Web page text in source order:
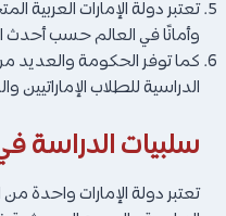
تعتبر دولة الإمارات العربية
وأمانًا في العالم حسب أحدث
كما توفر الحكومة والعديد
الدراسية للطلاب الإماراتيين
سلبيات الدراسة
تعتبر دولة الإمارات واحدة